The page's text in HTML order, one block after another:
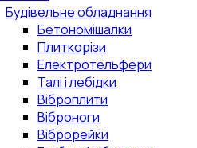
Будівельне обладнання
Бетономішалки
Плиткорізи
Електротельфери
Талі і лебідки
Віброплити
Віброноги
Віброрейки